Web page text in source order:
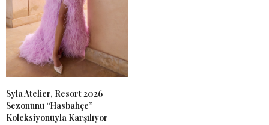
Syla Atelier, Resort 2026
Sezonunu “Hasbahçe”
Koleksiyonuyla Karşılıyor